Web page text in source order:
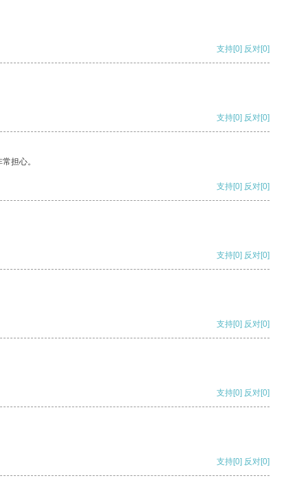
支持[0] 反对[0]
支持[0] 反对[0]
担心。
支持[0] 反对[0]
支持[0] 反对[0]
支持[0] 反对[0]
支持[0] 反对[0]
支持[0] 反对[0]